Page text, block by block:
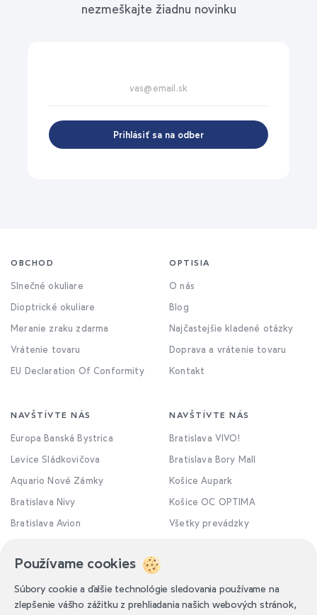
Používame cookies
Súbory cookie a ďalšie technológie sledovania používame na
zlepšenie vášho zážitku z prehliadania našich webových stránok,
nezmeškajte žiadnu novinku
Prihlásiť sa na odber
OBCHOD
Slnečné okuliare
Dioptrické okuliare
Meranie zraku zdarma
Vrátenie tovaru
EU Declaration Of Conformity
OPTISIA
O nás
Blog
Najčastejšie kladené otázky
Doprava a vrátenie tovaru
Kontakt
NAVŠTÍVTE NÁS
Europa Banská Bystrica
Levice Sládkovičova
Aquario Nové Zámky
Bratislava Nivy
Bratislava Avion
NAVŠTÍVTE NÁS
Bratislava VIVO!
Bratislava Bory Mall
Košice Aupark
Košice OC OPTIMA
Všetky prevádzky